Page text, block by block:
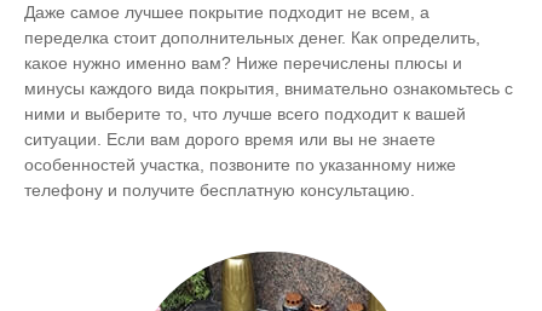
Даже самое лучшее покрытие подходит не всем, а
переделка стоит дополнительных денег. Как определить,
какое нужно именно вам? Ниже перечислены плюсы и
минусы каждого вида покрытия, внимательно ознакомьтесь с
ними и выберите то, что лучше всего подходит к вашей
ситуации. Если вам дорого время или вы не знаете
особенностей участка, позвоните по указанному ниже
телефону и получите бесплатную консультацию.